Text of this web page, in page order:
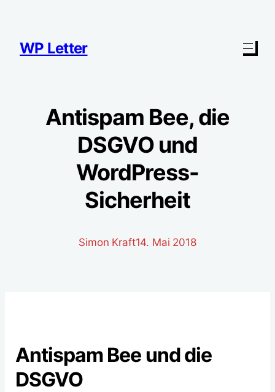
springen
WP Letter
Antispam Bee, die
DSGVO und
WordPress-
Sicherheit
Simon Kraft14. Mai 2018
Antispam Bee und die
DSGVO